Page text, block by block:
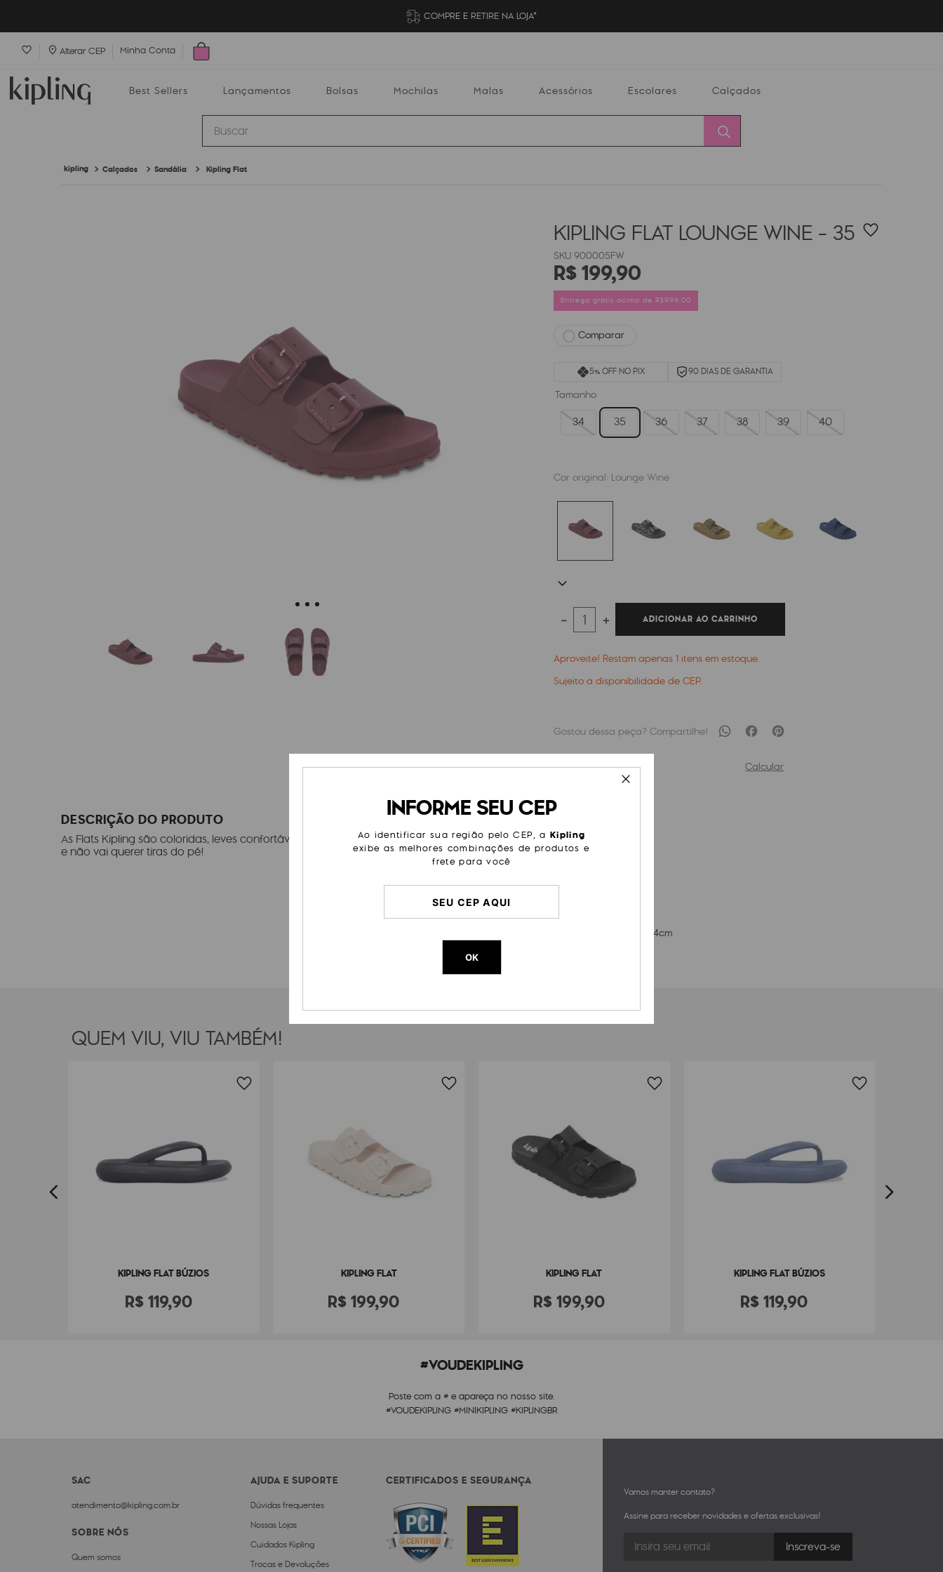
COMPRE E RETIRE NA LOJA*
Alterar CEP Minha Conta
Best Sellers Lançamentos Bolsas Mochilas Malas Acessórios Escolares Calçados
Buscar
Best Sellers
Calçados Sandália Kipling Flat
KIPLING FLAT LOUNGE WINE - 35
900005FW
R$199,90
Entrega grátis acima de R$999,00
Comparar
5% OFF NO PIX 90 DIAS DE GARANTIA
Tamanho
34 35 36 37 38 39 40
Cor original: Lounge Wine
＋
－ ADICIONAR AO CARRINHO
Aproveite! Restam apenas1 itens em estoque.
Sujeito a disponibilidade de CEP.
Calcule o frete: Calcular
DESCRIÇÃO DO PRODUTO
As Flats Kipling são coloridas, leves confortáveis e cheias de estilo. Garanta a sua
e não vai querer tiras do pé!
ESPECIFICAÇÕES
Cor
Material
24cm
QUEM VIU, VIU TAMBÉM!
KIPLING FLAT BÚZIOS
R$119,90
KIPLING FLAT
R$ 199,90
KIPLING FLAT
R$199,90
KIPLING FLAT BÚZIOS
R$ 119,90
#VOUDEKIPLING
Poste com a # e apareça no nosso site.
#VOUDEKIPLING #MINIKIPLING #KIPLINGBR
SAC
atendimento@kipling.com.br
SOBRE NÓS
Quem somos
AJUDA E SUPORTE
Dúvidas frequentes
Nossas Lojas
Cuidados Kipling
Trocas e Devoluções
CERTIFICADOS E SEGURANÇA
Vamos manter contato?
Assine para receber novidades e ofertas exclusivas!
INFORME SEU CEP
Ao identificar sua região pelo CEP, a Kipling
exibe as melhores combinações de produtos e
frete para você
OK